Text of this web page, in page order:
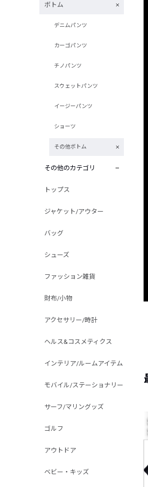
ボトム
デニムパンツ
カーゴパンツ
チノパンツ
スウェットパンツ
イージーパンツ
ショーツ
その他ボトム
その他のカテゴリ
トップス
ジャケット/アウター
バッグ
シューズ
ファッション雑貨
財布/小物
アクセサリー/時計
ヘルス&コスメティクス
インテリア/ルームアイテム
モバイル/ステーショナリー
サーフ/マリングッズ
ゴルフ
アウトドア
ベビー・キッズ
別注限定 ピグメントダイ バックプリント サーフ